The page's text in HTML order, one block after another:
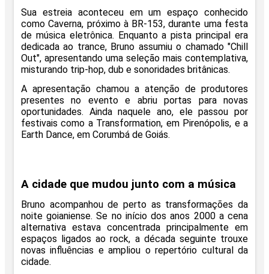
Sua estreia aconteceu em um espaço conhecido
como Caverna, próximo à BR-153, durante uma festa
de música eletrônica. Enquanto a pista principal era
dedicada ao trance, Bruno assumiu o chamado "Chill
Out", apresentando uma seleção mais contemplativa,
misturando trip-hop, dub e sonoridades britânicas.
A apresentação chamou a atenção de produtores
presentes no evento e abriu portas para novas
oportunidades. Ainda naquele ano, ele passou por
festivais como a Transformation, em Pirenópolis, e a
Earth Dance, em Corumbá de Goiás.
A cidade que mudou junto com a música
Bruno acompanhou de perto as transformações da
noite goianiense. Se no início dos anos 2000 a cena
alternativa estava concentrada principalmente em
espaços ligados ao rock, a década seguinte trouxe
novas influências e ampliou o repertório cultural da
cidade.